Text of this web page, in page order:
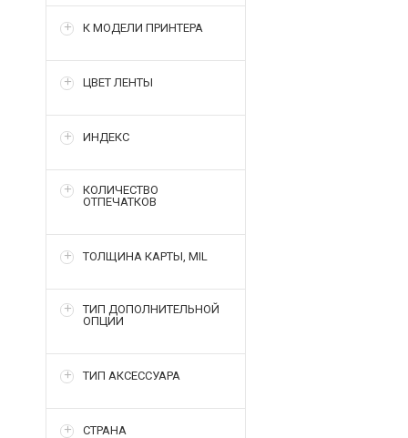
К МОДЕЛИ ПРИНТЕРА
ЦВЕТ ЛЕНТЫ
ИНДЕКС
КОЛИЧЕСТВО
ОТПЕЧАТКОВ
ТОЛЩИНА КАРТЫ, MIL
ТИП ДОПОЛНИТЕЛЬНОЙ
ОПЦИИ
ТИП АКСЕССУАРА
СТРАНА